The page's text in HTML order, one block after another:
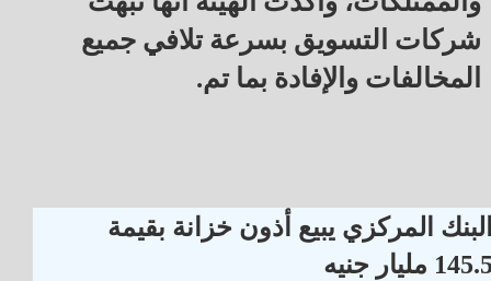
شركات التسويق بسرعة تلافي جميع
المخالفات والإفادة بما تم.
المركزي يبيع أذون خزانة بقيمة
مليار جنيه